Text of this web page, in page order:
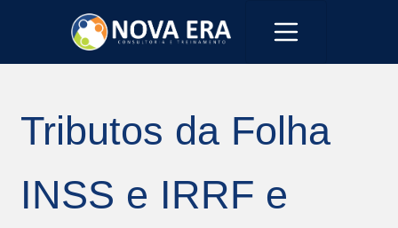
Tributos da Folha
INSS e IRRF e